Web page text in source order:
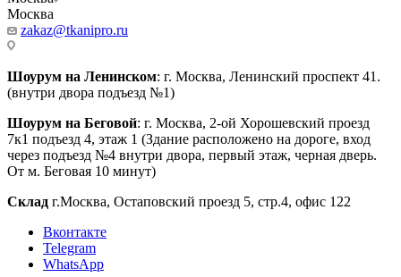
Москва
zakaz@tkanipro.ru
Шоурум на Ленинском: г. Москва, Ленинский проспект 41.
(внутри двора подъезд №1)
Шоурум на Беговой: г. Москва, 2-ой Хорошевский проезд
7к1 подъезд 4, этаж 1 (Здание расположено на дороге, вход
через подъезд №4 внутри двора, первый этаж, черная дверь.
От м. Беговая 10 минут)
Склад г.Москва, Остаповский проезд 5, стр.4, офис 122
Вконтакте
Telegram
WhatsApp